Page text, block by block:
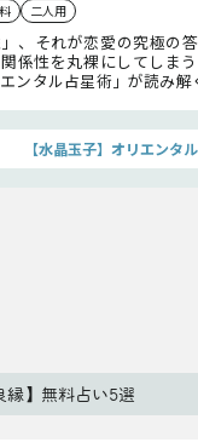
二人用
」、それが恋愛の究極
係性を丸裸にしてしま
エンタル占星術」が読み
【水晶玉子】オリエンタ
縁】無料占い5選